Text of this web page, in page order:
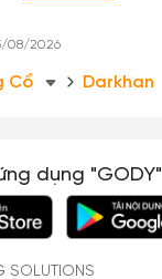
08/2026
Cổ Darkhan
dụng "GODY"
SOLUTIONS